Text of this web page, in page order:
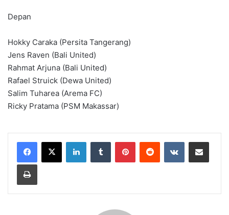
Depan
Hokky Caraka (Persita Tangerang)
Jens Raven (Bali United)
Rahmat Arjuna (Bali United)
Rafael Struick (Dewa United)
Salim Tuharea (Arema FC)
Ricky Pratama (PSM Makassar)
LinkedInTumblr PinterestReddit VKontakteShare via Email
Print